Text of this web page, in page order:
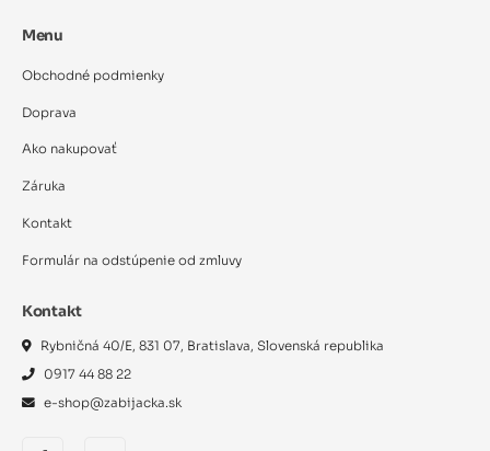
Menu
Obchodné podmienky
Doprava
Ako nakupovať
Záruka
Kontakt
Formulár na odstúpenie od zmluvy
Kontakt
Rybničná 40/E, 831 07, Bratislava, Slovenská republika
0917 44 88 22
e-shop@zabijacka.sk